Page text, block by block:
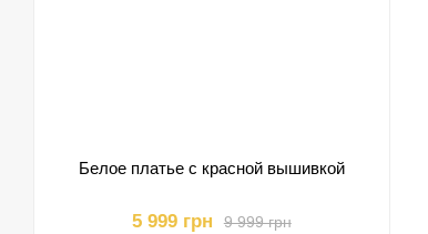
Белое платье с красной вышивкой
9 999 грн
5 999 грн